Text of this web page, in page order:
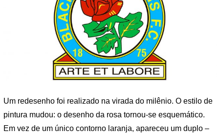
Um redesenho foi realizado na virada do milênio. O estilo de
pintura mudou: o desenho da rosa tornou-se esquemático.
Em vez de um único contorno laranja, apareceu um duplo –